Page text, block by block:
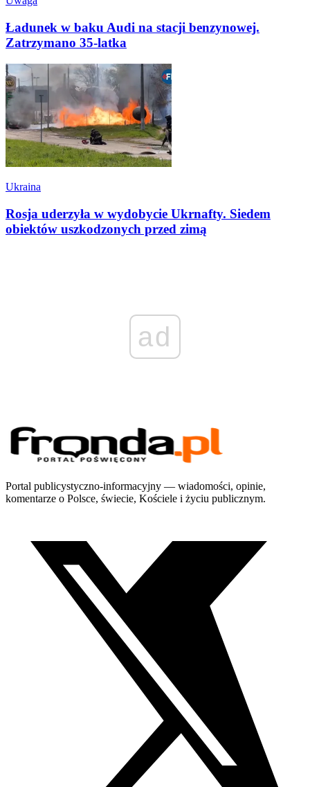
Ładunek w baku Audi na stacji benzynowej.
Zatrzymano 35-latka
Ukraina
Rosja uderzyła w wydobycie Ukrnafty. Siedem
obiektów uszkodzonych przed zimą
ad
Portal publicystyczno-informacyjny — wiadomości, opinie,
komentarze o Polsce, świecie, Kościele i życiu publicznym.